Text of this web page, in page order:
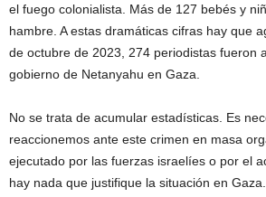
el fuego colonialista. Más de 127 bebés y
hambre. A estas dramáticas cifras hay que
de octubre de 2023, 274 periodistas fueron
gobierno de Netanyahu en Gaza.
No se trata de acumular estadísticas. Es
reaccionemos ante este crimen en masa
ejecutado por las fuerzas israelíes o por el
hay nada que justifique la situación en